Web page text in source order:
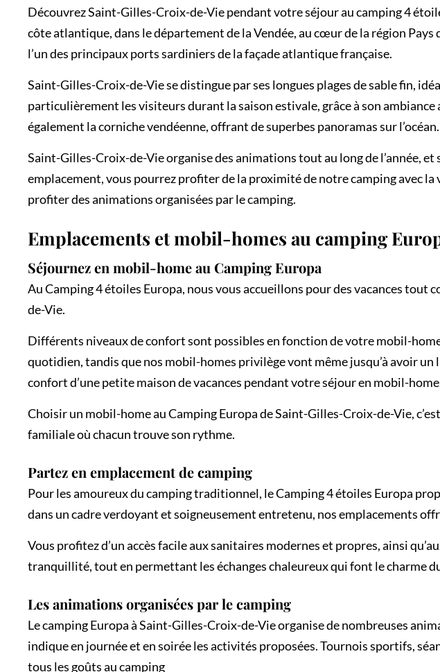
Découvrez Saint-Gilles-Croix-de-Vie pendant votre séjour au camping 4
côte atlantique, dans le département de la Vendée, au cœur de la région
l’un des principaux ports sardiniers de la façade atlantique française.
Saint-Gilles-Croix-de-Vie se distingue par ses longues plages de sable fin,
particulièrement les visiteurs durant la saison estivale, grâce à son
également la corniche vendéenne, offrant de superbes panoramas sur l’océan.
Saint-Gilles-Croix-de-Vie organise des animations tout au long de l’année,
emplacement, vous pourrez profiter de la proximité de notre camping avec
profiter des animations organisées par le camping.
Emplacements et mobil-homes au camping
Séjournez en mobil-home au Camping Europa
Au Camping 4 étoiles Europa, nous vous accueillons pour des vacances
de-Vie.
Différents niveaux de confort sont possibles en fonction de votre mobil-
quotidien, tandis que nos mobil-homes privilège vont même jusqu’à avoir
confort d’une petite maison de vacances pendant votre séjour en mobil-
Choisir un mobil-home au Camping Europa de Saint-Gilles-Croix-de-Vie,
familiale où chacun trouve son rythme.
Partez en emplacement de camping
Pour les amoureux du camping traditionnel, le Camping 4 étoiles Europa
dans un cadre verdoyant et soigneusement entretenu, nos emplacements
Vous profitez d’un accès facile aux sanitaires modernes et propres, ainsi
tranquillité, tout en permettant les échanges chaleureux qui font le charme
Les animations organisées par le camping
Le camping Europa à Saint-Gilles-Croix-de-Vie organise de nombreuses
indique en journée et en soirée les activités proposées. Tournois sportifs,
tous les goûts au camping